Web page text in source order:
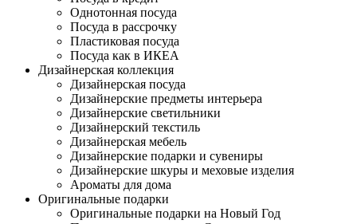
Однотонная посуда
Посуда в рассрочку
Пластиковая посуда
Посуда как в ИКЕА
Дизайнерская коллекция
Дизайнерская посуда
Дизайнерские предметы интерьера
Дизайнерские светильники
Дизайнерский текстиль
Дизайнерская мебель
Дизайнерские подарки и сувениры
Дизайнерские шкуры и меховые изделия
Ароматы для дома
Оригинальные подарки
Оригинальные подарки на Новый Год